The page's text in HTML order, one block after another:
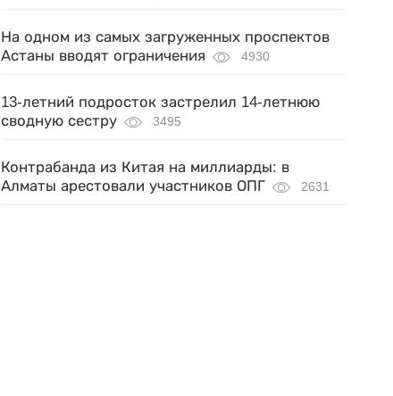
На одном из самых загруженных проспектов
Астаны вводят ограничения
4930
13-летний подросток застрелил 14-летнюю
сводную сестру
3495
Контрабанда из Китая на миллиарды: в
Алматы арестовали участников ОПГ
2631